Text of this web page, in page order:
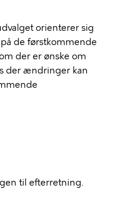
orienterer sig
de førstkommende
der er ønske om
der ændringer kan
til efterretning.